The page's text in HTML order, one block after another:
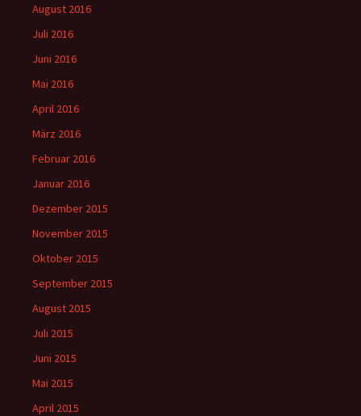
August 2016
Juli 2016
Juni 2016
Mai 2016
April 2016
März 2016
Februar 2016
Januar 2016
Dezember 2015
November 2015
Oktober 2015
September 2015
August 2015
Juli 2015
Juni 2015
Mai 2015
April 2015